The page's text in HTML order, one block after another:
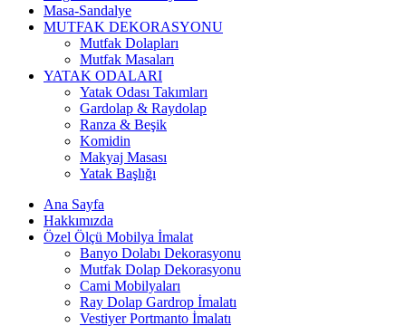
Masa-Sandalye
MUTFAK DEKORASYONU
Mutfak Dolapları
Mutfak Masaları
YATAK ODALARI
Yatak Odası Takımları
Gardolap & Raydolap
Ranza & Beşik
Komidin
Makyaj Masası
Yatak Başlığı
Ana Sayfa
Hakkımızda
Özel Ölçü Mobilya İmalat
Banyo Dolabı Dekorasyonu
Mutfak Dolap Dekorasyonu
Cami Mobilyaları
Ray Dolap Gardrop İmalatı
Vestiyer Portmanto İmalatı